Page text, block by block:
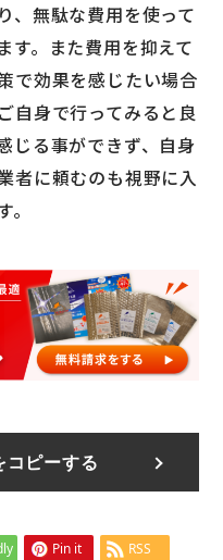
、無駄な費用を使って
す。また費用を抑えて
で効果を感じたい場合
自身で行ってみると良
じる事ができず、自身
者に頼むのも視野に入
コピーする
Pin it RSS